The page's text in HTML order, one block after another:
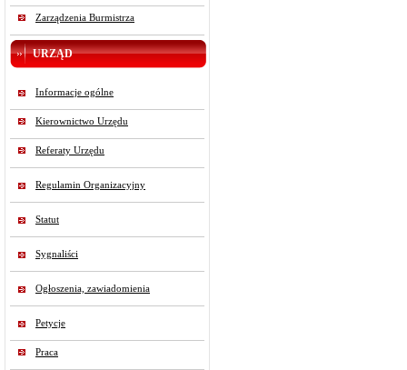
Zarządzenia Burmistrza
URZĄD
Informacje ogólne
Kierownictwo Urzędu
Referaty Urzędu
Regulamin Organizacyjny
Statut
Sygnaliści
Ogłoszenia, zawiadomienia
Petycje
Praca